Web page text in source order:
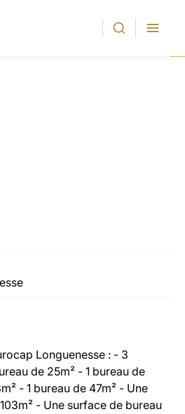
Longuenesse : - 3
de 25m² - 1 bureau de
- 1 bureau de 47m² - Une
- Une surface de bureau